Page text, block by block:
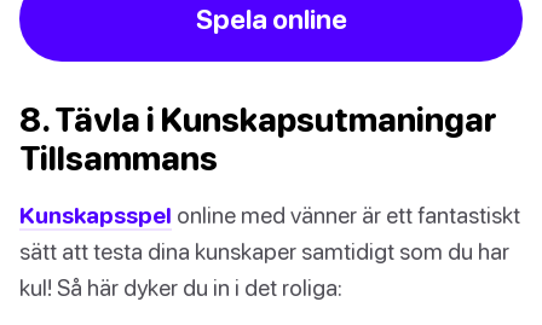
Spela online
8. Tävla i Kunskapsutmaningar
Tillsammans
Kunskapsspel online med vänner är ett fantastiskt
sätt att testa dina kunskaper samtidigt som du har
kul! Så här dyker du in i det roliga: